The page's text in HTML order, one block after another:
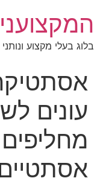
בלוג בעלי מקצוע
עונים